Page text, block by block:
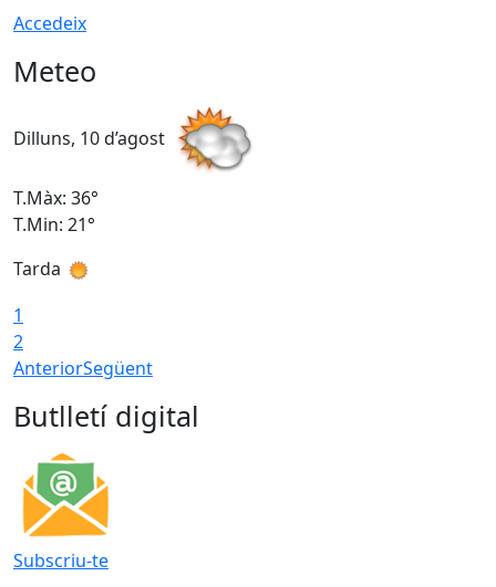
Accedeix
Meteo
Dilluns, 10 d’agost
T.Màx: 36°
T.Min: 21°
Tarda
1
2
AnteriorSegüent
Butlletí digital
Subscriu-te